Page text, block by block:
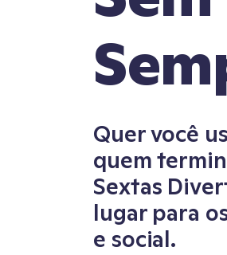
Quer você
quem
Sextas
lugar para
e social.